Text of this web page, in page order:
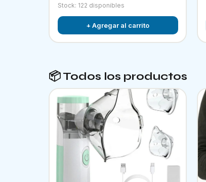
Stock: 122 disponibles
+ Agregar al carrito
📦 Todos los productos